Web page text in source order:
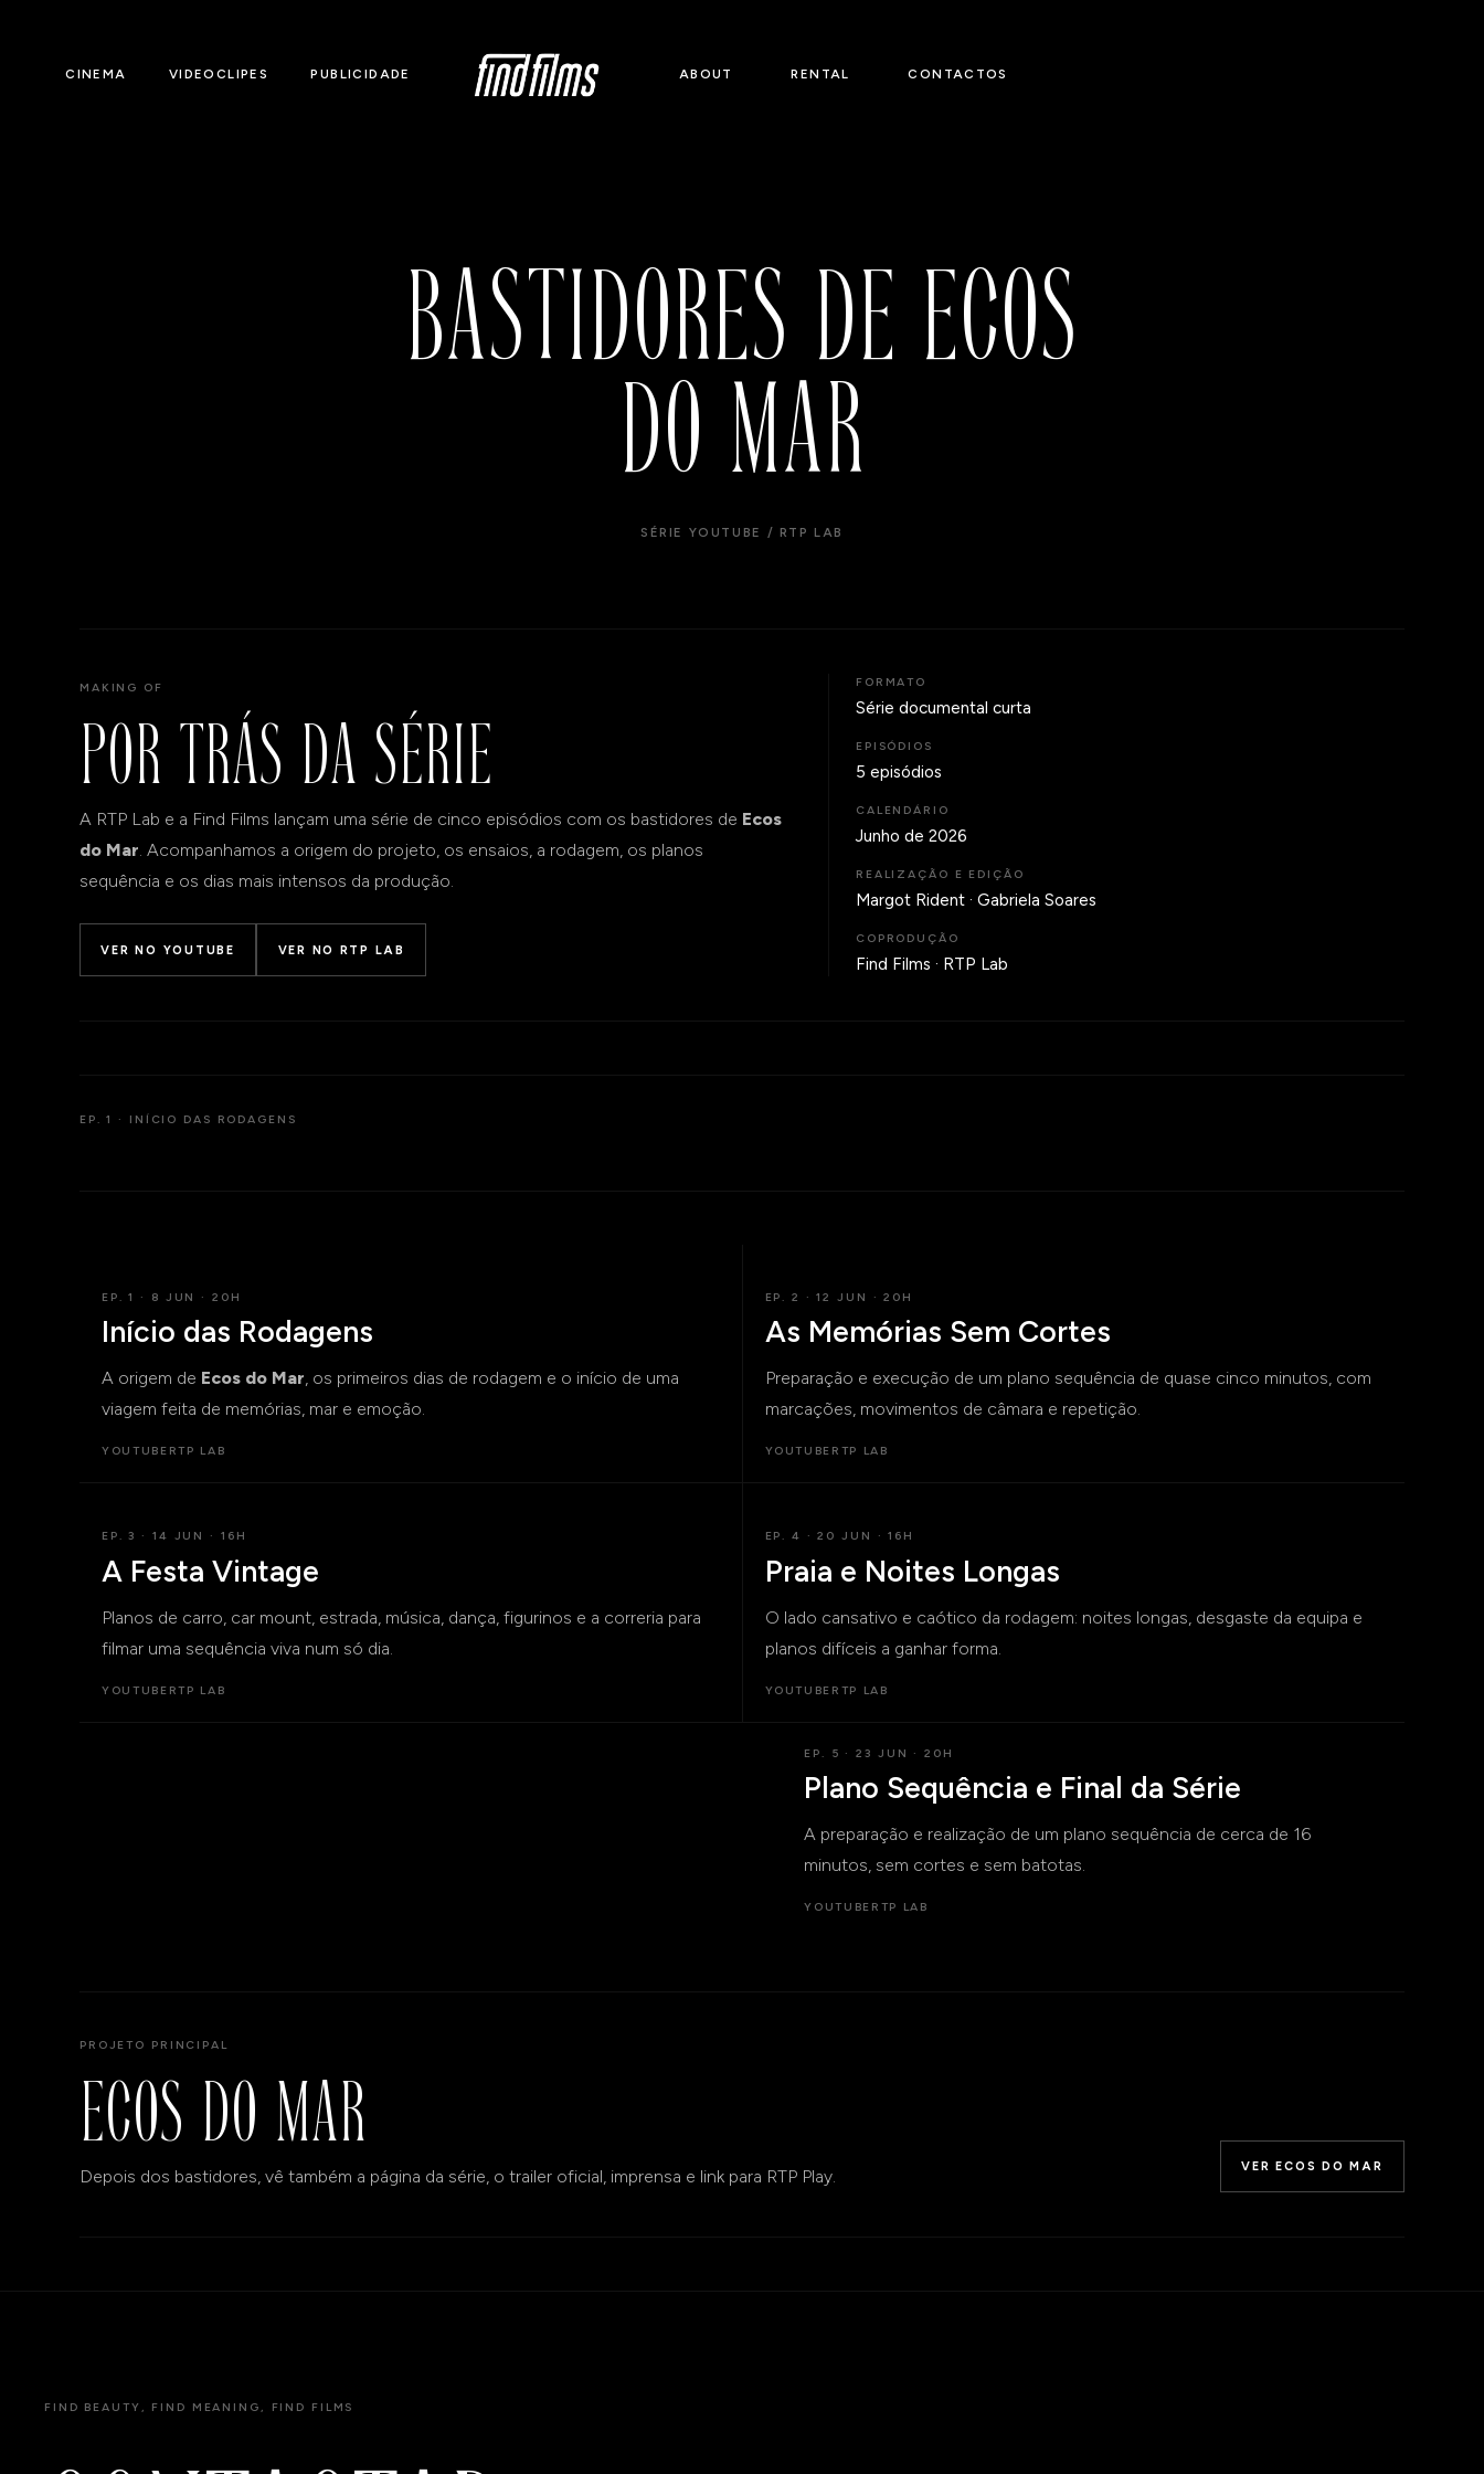
CINEMA VIDEOCLIPES PUBLICIDADE ABOUT RENTAL CONTACTOS
BASTIDORES DE ECOS
DO MAR
SÉRIE YOUTUBE / RTP LAB
MAKING OF
POR TRÁS DA SÉRIE
A RTP Lab e a Find Films lançam uma série de cinco episódios com os bastidores de Ecos
do Mar. Acompanhamos a origem do projeto, os ensaios, a rodagem, os planos
sequência e os dias mais intensos da produção.
VER NO YOUTUBE VER NO RTP LAB
FORMATO
Série documental curta
EPISÓDIOS
5 episódios
CALENDÁRIO
Junho de 2026
REALIZAÇÃO E EDIÇÃO
Margot Rident · Gabriela Soares
COPRODUÇÃO
Find Films · RTP Lab
EP. 1 · INÍCIO DAS RODAGENS
EP. 1 · 8 JUN · 20H
Início das Rodagens
A origem de Ecos do Mar, os primeiros dias de rodagem e o início de uma
viagem feita de memórias, mar e emoção.
YOUTUBE RTP LAB
EP. 2 · 12 JUN · 20H
As Memórias Sem Cortes
Preparação e execução de um plano sequência de quase cinco minutos, com
marcações, movimentos de câmara e repetição.
YOUTUBE RTP LAB
EP. 3 · 14 JUN · 16H
A Festa Vintage
Planos de carro, car mount, estrada, música, dança, figurinos e a correria para
filmar uma sequência viva num só dia.
YOUTUBE RTP LAB
EP. 4 · 20 JUN · 16H
Praia e Noites Longas
O lado cansativo e caótico da rodagem: noites longas, desgaste da equipa e
planos difíceis a ganhar forma.
YOUTUBE RTP LAB
EP. 5 · 23 JUN · 20H
Plano Sequência e Final da Série
A preparação e realização de um plano sequência de cerca de 16
minutos, sem cortes e sem batotas.
YOUTUBE RTP LAB
PROJETO PRINCIPAL
ECOS DO MAR
Depois dos bastidores, vê também a página da série, o trailer oficial, imprensa e link para RTP Play. VER ECOS DO MAR
FIND BEAUTY, FIND MEANING, FIND FILMS